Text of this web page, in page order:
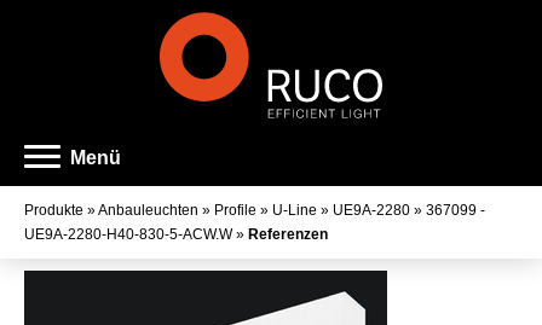
Menü
Produkte »Anbauleuchten » Profile » U-Line » UE9A-2280 » 367099 -
UE9A-2280-H40-830-5-ACW.W» Referenzen